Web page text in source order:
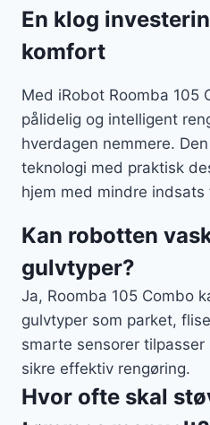
En klog
komfort
Med iRobot Roomba 105
pålidelig og intelligent
hverdagen nemmere.
teknologi med praktisk
hjem med mindre indsats
Kan robotten
gulvtyper?
Ja, Roomba 105 Combo
gulvtyper som parket,
smarte sensorer
sikre effektiv rengøring.
Hvor ofte skal